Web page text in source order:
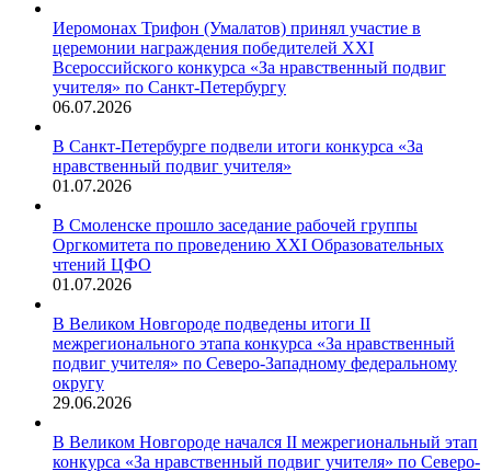
Иеромонах Трифон (Умалатов) принял участие в
церемонии награждения победителей XXI
Всероссийского конкурса «За нравственный подвиг
учителя» по Санкт-Петербургу
06.07.2026
В Санкт-Петербурге подвели итоги конкурса «За
нравственный подвиг учителя»
01.07.2026
В Смоленске прошло заседание рабочей группы
Оргкомитета по проведению XXI Образовательных
чтений ЦФО
01.07.2026
В Великом Новгороде подведены итоги II
межрегионального этапа конкурса «За нравственный
подвиг учителя» по Северо-Западному федеральному
округу
29.06.2026
В Великом Новгороде начался II межрегиональный этап
конкурса «За нравственный подвиг учителя» по Северо-